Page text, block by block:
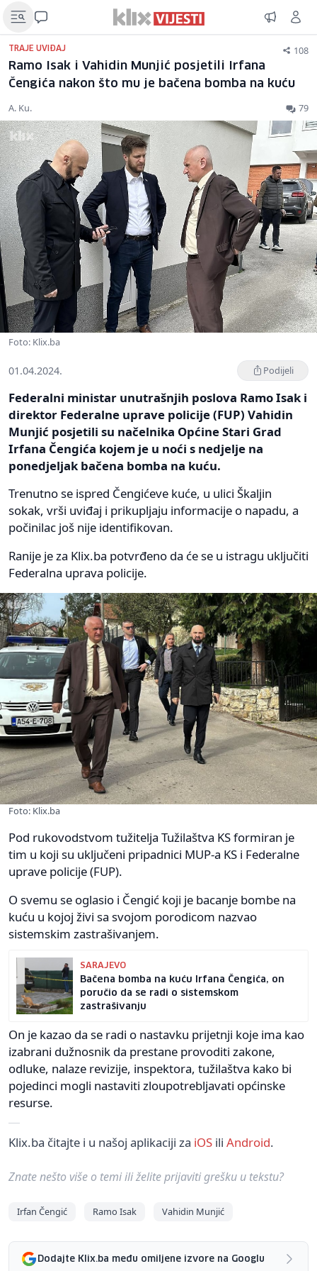
TRAJE UVIĐAJ 108
Ramo Isak i Vahidin Munjić posjetili Irfana
Čengića nakon što mu je bačena bomba na kuću
A. Ku. 79
Foto: Klix.ba
01.04.2024. Podijeli
Federalni ministar unutrašnjih poslova Ramo Isak i
direktor Federalne uprave policije (FUP) Vahidin
Munjić posjetili su načelnika Općine Stari Grad
Irfana Čengića kojem je u noći s nedjelje na
ponedjeljak bačena bomba na kuću.
Trenutno se ispred Čengićeve kuće, u ulici Škaljin
sokak, vrši uviđaj i prikupljaju informacije o napadu, a
počinilac još nije identifikovan.
Ranije je za Klix.ba potvrđeno da će se u istragu uključiti
Federalna uprava policije.
Foto: Klix.ba
Pod rukovodstvom tužitelja Tužilaštva KS formiran je
tim u koji su uključeni pripadnici MUP-a KS i Federalne
uprave policije (FUP).
O svemu se oglasio i Čengić koji je bacanje bombe na
kuću u kojoj živi sa svojom porodicom nazvao
sistemskim zastrašivanjem.
SARAJEVO
Bačena bomba na kuću Irfana Čengića, on
poručio da se radi o sistemskom
zastrašivanju
On je kazao da se radi o nastavku prijetnji koje ima kao
izabrani dužnosnik da prestane provoditi zakone,
odluke, nalaze revizije, inspektora, tužilaštva kako bi
pojedinci mogli nastaviti zloupotrebljavati općinske
resurse.
Klix.ba čitajte i u našoj aplikaciji za iOS ili Android.
Znate nešto više o temi ili želite prijaviti grešku u tekstu?
Irfan Čengić Ramo Isak Vahidin Munjić
Dodajte Klix.ba među omiljene izvore na Googlu